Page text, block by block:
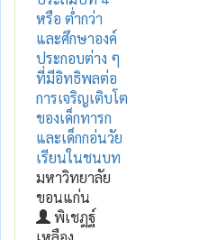
หรือ ต่ำกว่า
และศึกษาองค์
ประกอบต่าง ๆ
ที่มีอิทธิพลต่อ
การเจริญเติบโต
ของเด็กทารก
และเด็กกอ่นวัย
เรียนในชนบท
มหาวิทยาลัย
ขอนแก่น
พิเชฎฐ์